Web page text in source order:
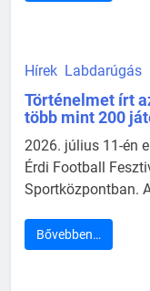
Hírek Labdarúgás
Történelmet írt
több mint 200
2026. július 11-én
Érdi Football
Sportközpontban.
Bővebben…